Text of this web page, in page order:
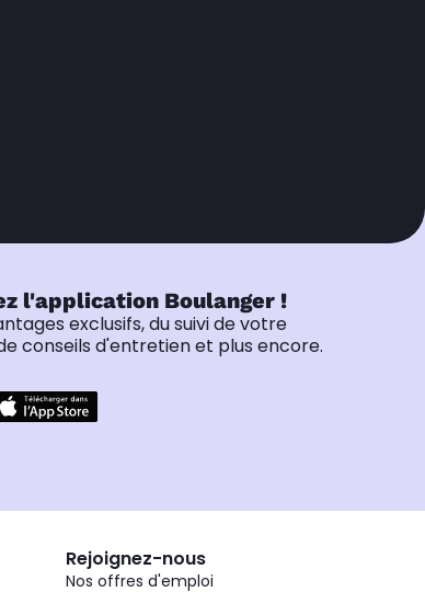
l'application Boulanger !
exclusifs, du suivi de votre
conseils d'entretien et plus encore.
Rejoignez-nous
Nos offres d'emploi